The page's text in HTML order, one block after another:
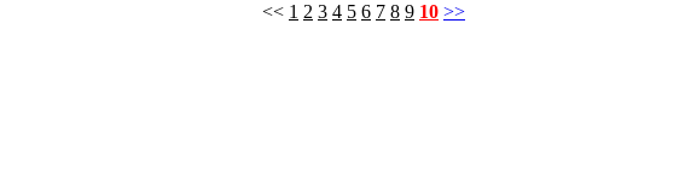
<< 1 2 3 4 5 6 7 8 9 10 >>